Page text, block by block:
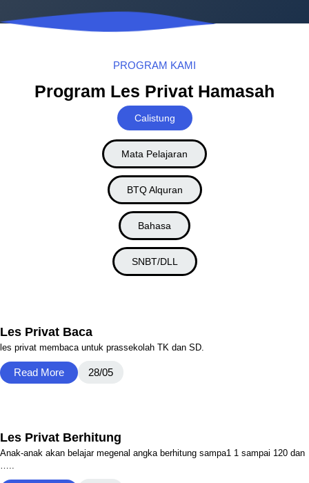
PROGRAM KAMI
Program Les Privat Hamasah
Calistung
Mata Pelajaran
BTQ Alquran
Bahasa
SNBT/DLL
Les Privat Baca
les privat membaca untuk prassekolah TK dan SD.
Read More 28/05
Les Privat Berhitung
Anak-anak akan belajar megenal angka berhitung sampa1 1 sampai 120 dan
…..